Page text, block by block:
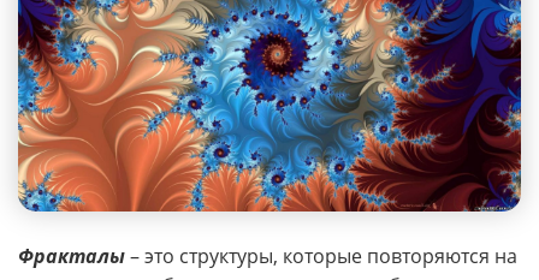
Фракталы– это структуры, которые повторяются на